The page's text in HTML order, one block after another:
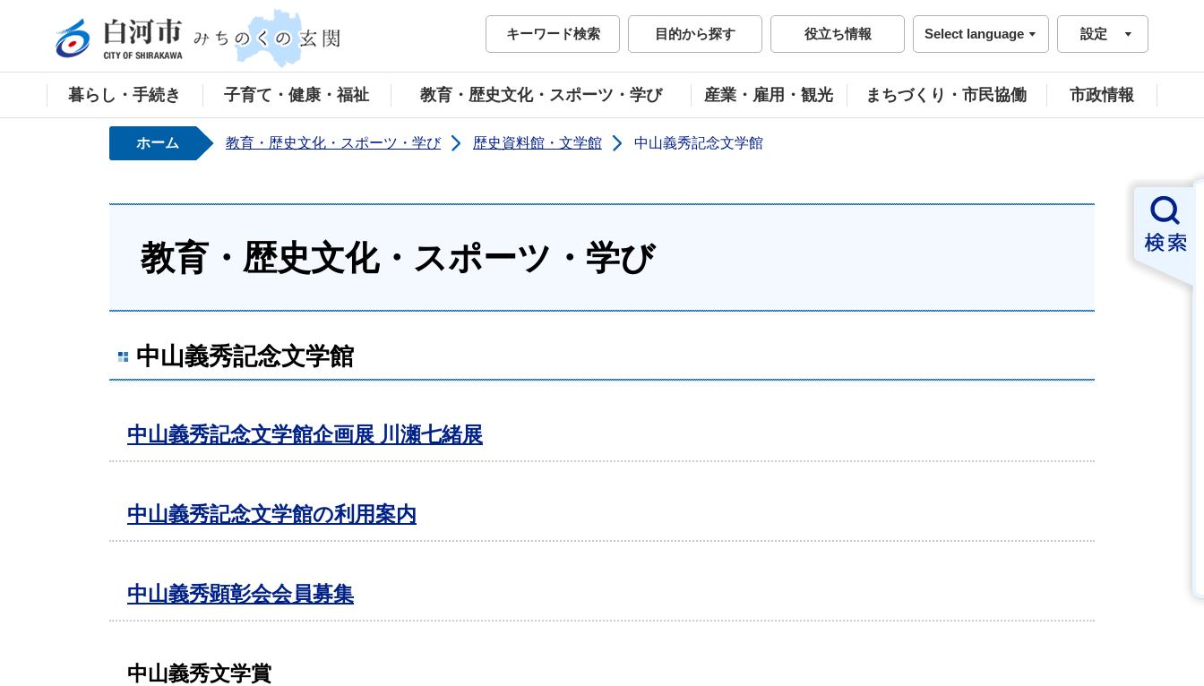
白河市公式ホームページ
キーワード検索
目的から探す 役立ち情報 Select language 設定
暮らし・手続き 子育て・健康・福祉 教育・歴史文化・スポーツ・学び 産業・雇用・観光 まちづくり・市民協働 市政情報
ホーム 教育・歴史文化・スポーツ・学び 歴史資料館・文学館 中山義秀記念文学館
教育・歴史文化・スポーツ・学び
中山義秀記念文学館
中山義秀記念文学館企画展 川瀬七緒展
中山義秀記念文学館の利用案内
中山義秀顕彰会会員募集
中山義秀文学賞